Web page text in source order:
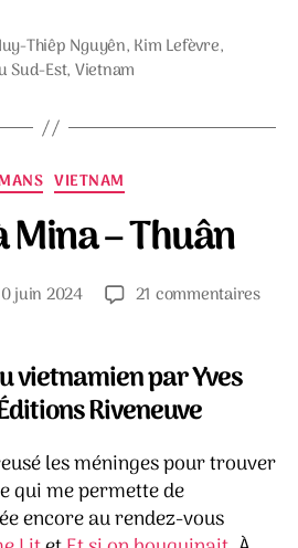
Thiêp Nguyên, Kim Lefèvre,
Sud-Est, Vietnam
Catégories
VIETNAM
Mina – Thuân
juin 2024 21 commentairessur
vietnamien par Yves
Riveneuve
les méninges pour trouver
qui me permette de
encore au rendez-vous